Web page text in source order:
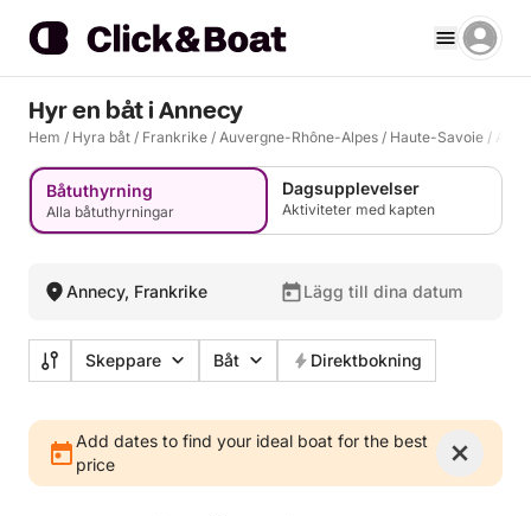
Hyr en båt i Annecy
Hem / Hyra båt / Frankrike / Auvergne-Rhône-Alpes / Haute-Savoie /
Båtuthyrning
Alla båtuthyrningar
Dagsupplevelser
Aktiviteter med kapten
Annecy, Frankrike Lägg till dina datum
Skeppare Båt Direktbokning
Add dates to find your ideal boat for the best
price